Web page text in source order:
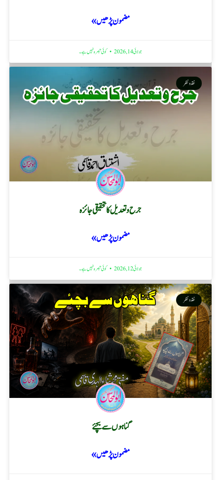
مضمون پڑھیں »
جولائی 14, 2026 کوئی تبصرہ نہیں ہے۔
نقد ونظر
جرح و تعدیل کا تحقیقی جائزہ
مضمون پڑھیں »
جولائی 12, 2026 کوئی تبصرہ نہیں ہے۔
نقد ونظر
گناہوں سے بچئے
مضمون پڑھیں »